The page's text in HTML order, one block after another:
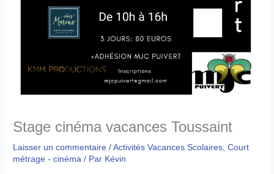
Stage cinéma vacances Toussaint
Laisser un commentaire /Activités Vacances Scolaires,Court
métrage - cinéma / Par Kévin